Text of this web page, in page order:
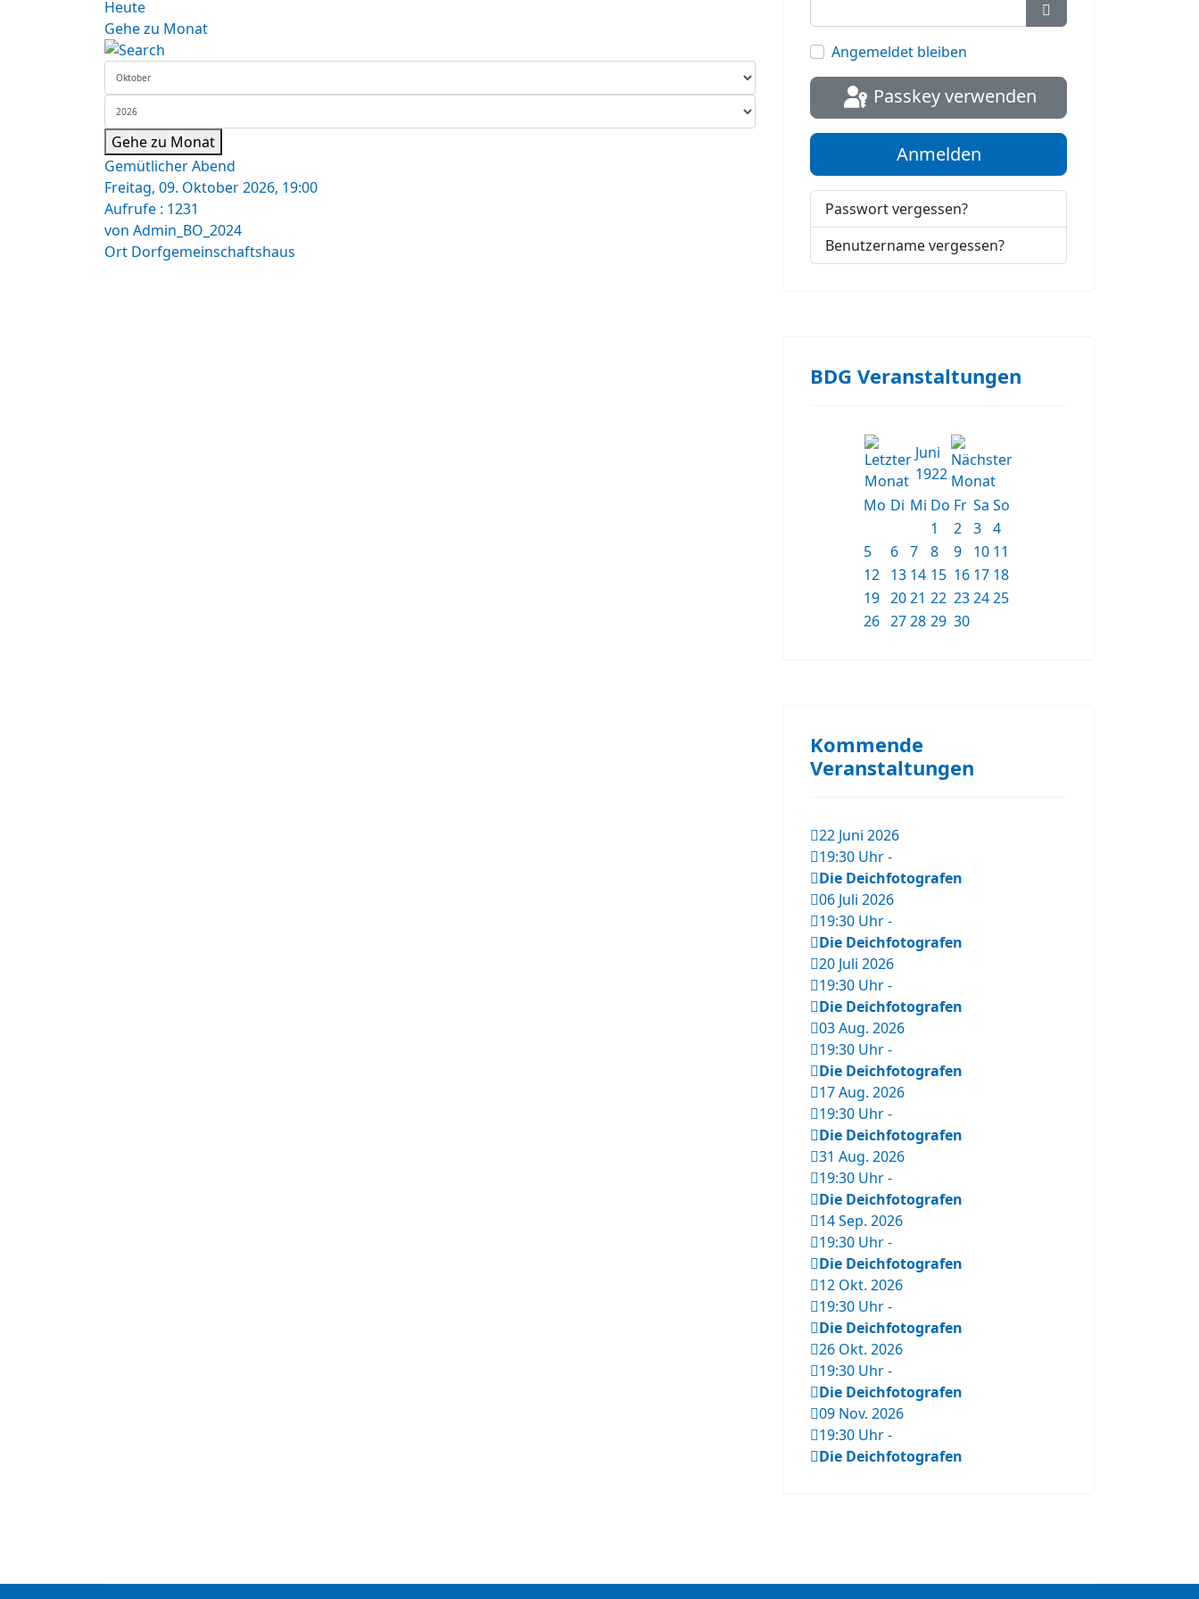
Heute
Gehe zu Monat
Gehe zu Monat
Gemütlicher Abend
Freitag, 09. Oktober 2026, 19:00
Aufrufe : 1231
von Admin_BO_2024
Ort Dorfgemeinschaftshaus
Passwort anzeigen
Angemeldet bleiben
Passkey verwenden
Anmelden
Passwort vergessen?
Benutzername vergessen?
BDG Veranstaltungen
Juni
1922
Mo Di Mi Do Fr Sa So
1
2 3 4
5
6 7 8 9 10 11
12 13 14 15 16 17 18
19 2021 22 232425
26 2728 29 30
Kommende
Veranstaltungen
22 Juni 2026
19:30 Uhr-
Die Deichfotografen
06 Juli 2026
19:30 Uhr-
Die Deichfotografen
20 Juli 2026
19:30 Uhr-
Die Deichfotografen
03 Aug. 2026
19:30 Uhr-
Die Deichfotografen
17 Aug. 2026
19:30 Uhr-
Die Deichfotografen
31 Aug. 2026
19:30 Uhr-
Die Deichfotografen
14 Sep. 2026
19:30 Uhr-
Die Deichfotografen
12 Okt. 2026
19:30 Uhr-
Die Deichfotografen
26 Okt. 2026
19:30 Uhr-
Die Deichfotografen
09 Nov. 2026
19:30 Uhr-
Die Deichfotografen